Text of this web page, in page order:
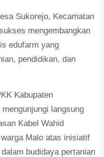
Sukorejo, Kecamatan
mengembangkan
edufarm yang
pendidikan, dan
Kabupaten
langsung
Kabel Wahid
Malo atas inisiatif
budidaya pertanian